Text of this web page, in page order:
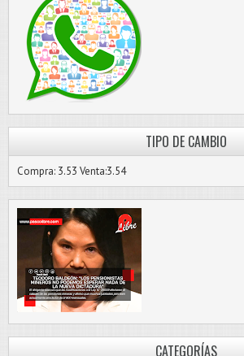
TIPO DE CAMBIO
Compra: 3.53 Venta:3.54
CATEGORÍAS